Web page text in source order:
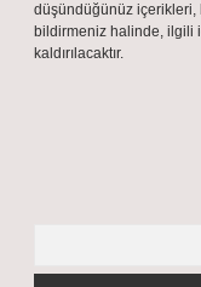
düşündüğünüz içerikleri,
bildirmeniz halinde, ilgili
kaldırılacaktır.